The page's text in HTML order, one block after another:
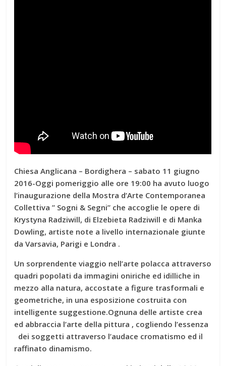
Chiesa Anglicana – Bordighera – sabato 11 giugno
2016-Oggi pomeriggio alle ore 19:00 ha avuto luogo
l’inaugurazione della Mostra d’Arte Contemporanea
Collettiva ” Sogni & Segni” che accoglie le opere di
Krystyna Radziwill, di Elzebieta Radziwill e di Manka
Dowling, artiste note a livello internazionale giunte
da Varsavia, Parigi e Londra .
Un sorprendente viaggio nell’arte polacca attraverso
quadri popolati da immagini oniriche ed idilliche in
mezzo alla natura, accostate a figure trasformali e
geometriche, in una esposizione costruita con
intelligente suggestione.Ognuna delle artiste crea
ed abbraccia l’arte della pittura , cogliendo l’essenza
dei soggetti attraverso l’audace cromatismo ed il
raffinato dinamismo.